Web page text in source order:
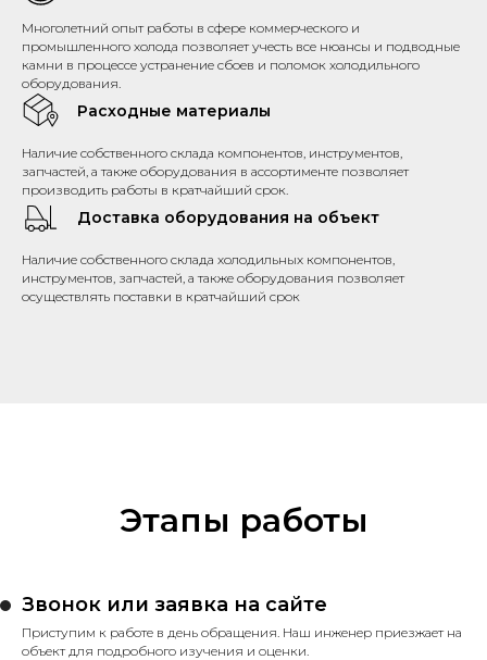
Многолетний опыт работы в сфере коммерческого и
промышленного холода позволяет учесть все нюансы и подводные
камни в процессе устранение сбоев и поломок холодильного
оборудования.
Расходные материалы
Наличие собственного склада компонентов, инструментов,
запчастей, а также оборудования в ассортименте позволяет
производить работы в кратчайший срок.
Доставка оборудования на объект
Наличие собственного склада холодильных компонентов,
инструментов, запчастей, а также оборудования позволяет
осуществлять поставки в кратчайший срок
Этапы работы
Звонок или заявка на сайте
Приступим к работе в день обращения. Наш инженер приезжает на
объект для подробного изучения и оценки.